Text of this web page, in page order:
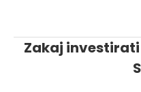
Zakaj